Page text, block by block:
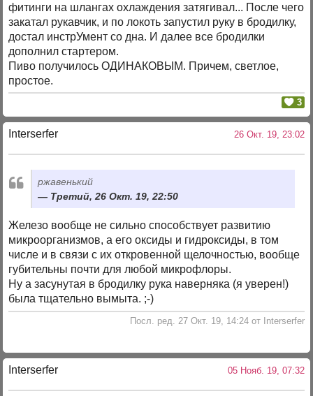
фитинги на шлангах охлаждения затягивал... После чего
закатал рукавчик, и по локоть запустил руку в бродилку,
достал инстрУмент со дна. И далее все бродилки
дополнил стартером.
Пиво получилось ОДИНАКОВЫМ. Причем, светлое,
простое.
3
Interserfer 26 Окт. 19, 23:02
ржавенький
Третий, 26 Окт. 19, 22:50
Железо вообще не сильно способствует развитию
микроорганизмов, а его оксиды и гидроксиды, в том
числе и в связи с их откровенной щелочностью, вообще
губительны почти для любой микрофлоры.
Ну а засунутая в бродилку рука наверняка (я уверен!)
была тщательно вымыта. ;-)
Посл. ред. 27 Окт. 19, 14:24 от Interserfer
Interserfer 05 Нояб. 19, 07:32